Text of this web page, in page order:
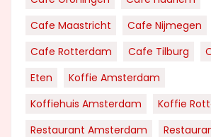
Cafe Maastricht
Cafe Nijmegen
Cafe Rotterdam
Cafe Tilburg
Eten
Koffie Amsterdam
Koffiehuis Amsterdam
Koffie
Restaurant Amsterdam